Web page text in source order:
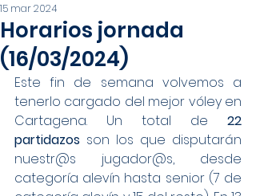
Horarios jornada
(16/03/2024)
15 mar 2024
Este fin de semana volvemos a
tenerlo cargado del mejor vóley en
Cartagena. Un total de 22
partidazos son los que disputarán
nuestr@s jugador@s, desde
categoría alevín hasta senior (7 de